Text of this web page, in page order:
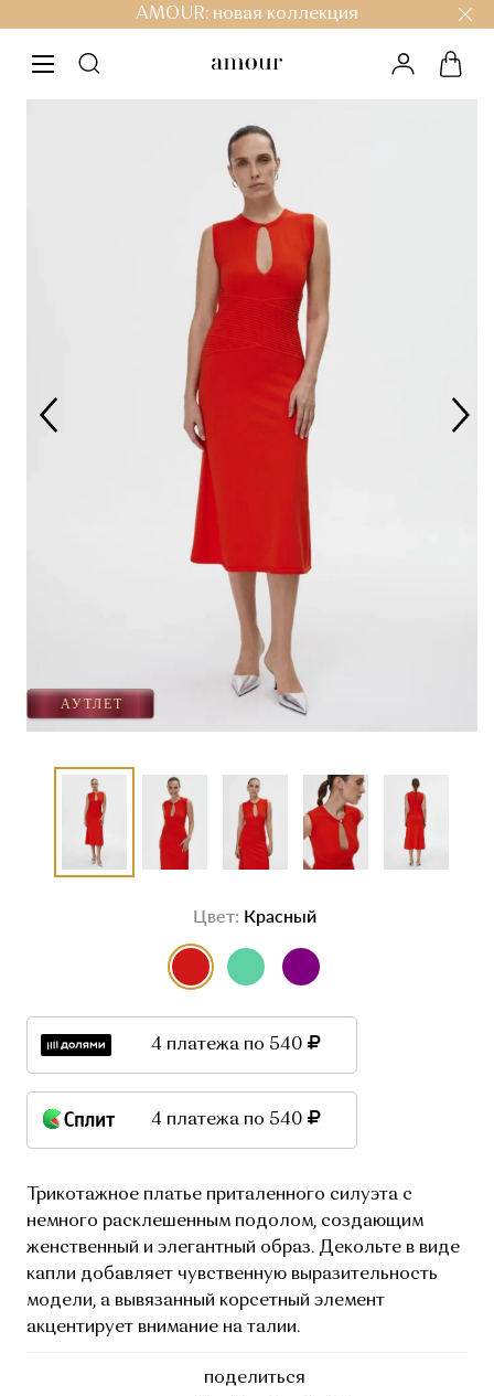
AMOUR: новая коллекция
меню личный
Цвет: Красный
выбор цветавыбор цветавыбор цвета
4 платежа по 540
4 платежа по 540
Трикотажное платье приталенного силуэта с
немного расклешенным подолом, создающим
женственный и элегантный образ. Декольте в виде
капли добавляет чувственную выразительность
модели, а вывязанный корсетный элемент
акцентирует внимание на талии.
поделиться